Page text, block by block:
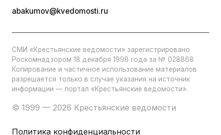
abakumov@kvedomosti.ru
СМИ «Крестьянские ведомости» зарегистрировано
Роскомнадзором 18 декабря 1998 года за № 028868
Копирование и частичное использование материалов
разрешается только в случае указания на источник
информации — портал «Крестьянские ведомости».
© 1999 — 2026 Крестьянские ведомости
Политика конфиденциальности